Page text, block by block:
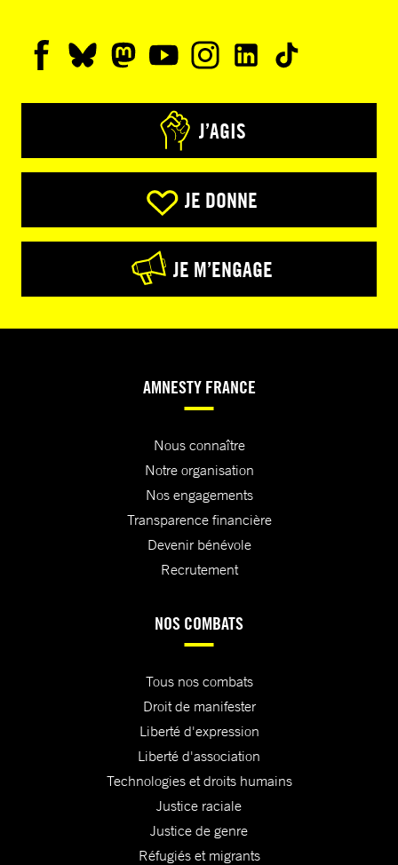
J’AGIS
JE DONNE
JE M’ENGAGE
AMNESTY FRANCE
Nous connaître
Notre organisation
Nos engagements
Transparence financière
Devenir bénévole
Recrutement
NOS COMBATS
Tous nos combats
Droit de manifester
Liberté d'expression
Liberté d'association
Technologies et droits humains
Justice raciale
Justice de genre
Réfugiés et migrants